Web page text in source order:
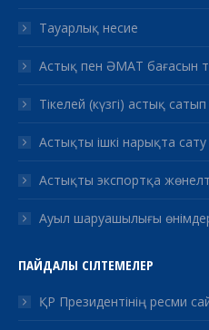
Тауарлық несие
Астық пен ӘМАТ бағасын
Тікелей (күзгі) астық
Астықты ішкі нарықта
Астықты экспортқа
Ауыл шаруашылығы
ПАЙДАЛЫ СІЛТЕМЕЛЕР
ҚР Президентінің ресми